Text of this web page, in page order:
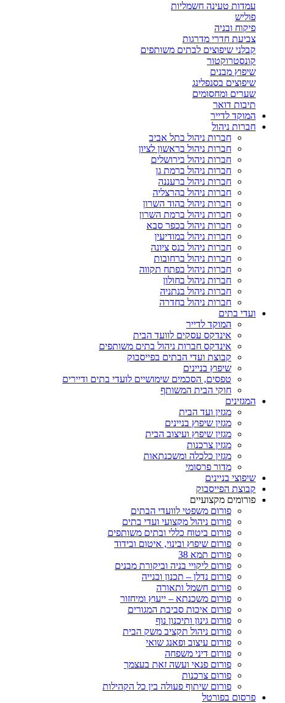
עמדות טעינה חשמליות
פוליש
פיקוח ובניה
צביעת חדרי מדרגות
קבלני שיפוצים לבתים משותפים
קונסטרוקטור
שיפוץ מבנים
שיפוצים בסנפלינג
שערים ומחסומים
תיבות דואר
המוקד לדייר
חברות ניהול
חברות ניהול בתל אביב
חברות ניהול בראשון לציון
חברות ניהול בירושלים
חברות ניהול ברמת גן
חברות ניהול ברעננה
חברות ניהול בהרצליה
חברות ניהול בהוד השרון
חברות ניהול ברמת השרון
חברות ניהול בכפר סבא
חברות ניהול במודיעין
חברות ניהול בנס ציונה
חברות ניהול ברחובות
חברות ניהול בפתח תקווה
חברות ניהול בחולון
חברות ניהול בנתניה
חברות ניהול בחדרה
ועדי בתים
המוקד לדייר
אינדקס עסקים לוועד הבית
אינדקס חברות ניהול בתים משותפים
קבוצת ועדי הבתים בפייסבוק
שיפוץ בניינים
טפסים, הסכמים שימושיים לועדי בתים ודיירים
חוקי הבית המשותף
המגזינים
מגזין ועד הבית
מגזין שיפוץ בניינים
מגזין שיפוץ ועיצוב הבית
מגזין צרכנות
מגזין כלכלה ומשכנתאות
מדור פרסומי
שיפוצי בניינים
קבוצת הפייסבוק
פורומים מקצועיים
פורום משפטי לוועדי הבתים
פורום ניהול מקצועי ועדי בתים
פורום ביטוח כללי ובתים משותפים
פורום שיפוץ ובינוי, איטום ובידוד
פורום תמא 38
פורום ליקויי בניה וביקורת מבנים
פורום נדלן – תכנון ובנייה
פורום חשמל ותאורה
פורום משכנתא – ייעוץ ומיחזור
פורום איכות סביבת המגורים
פורום גינון ותיכנון נוף
פורום ניהול תקציב משק הבית
פורום עיצוב ופאנג שואי
פורום דיני משפחה
פורום פנאי ועשה זאת בעצמך
פורום צרכנות
פורום שיתוף פעולה בין כל הקהילות
פרסום בפורטל